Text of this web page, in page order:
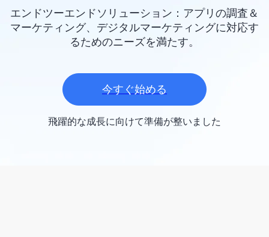
エンドツーエンドソリューション：アプリの調査＆
マーケティング、デジタルマーケティングに対応す
るためのニーズを満たす。
今すぐ始める
飛躍的な成長に向けて準備が整いました